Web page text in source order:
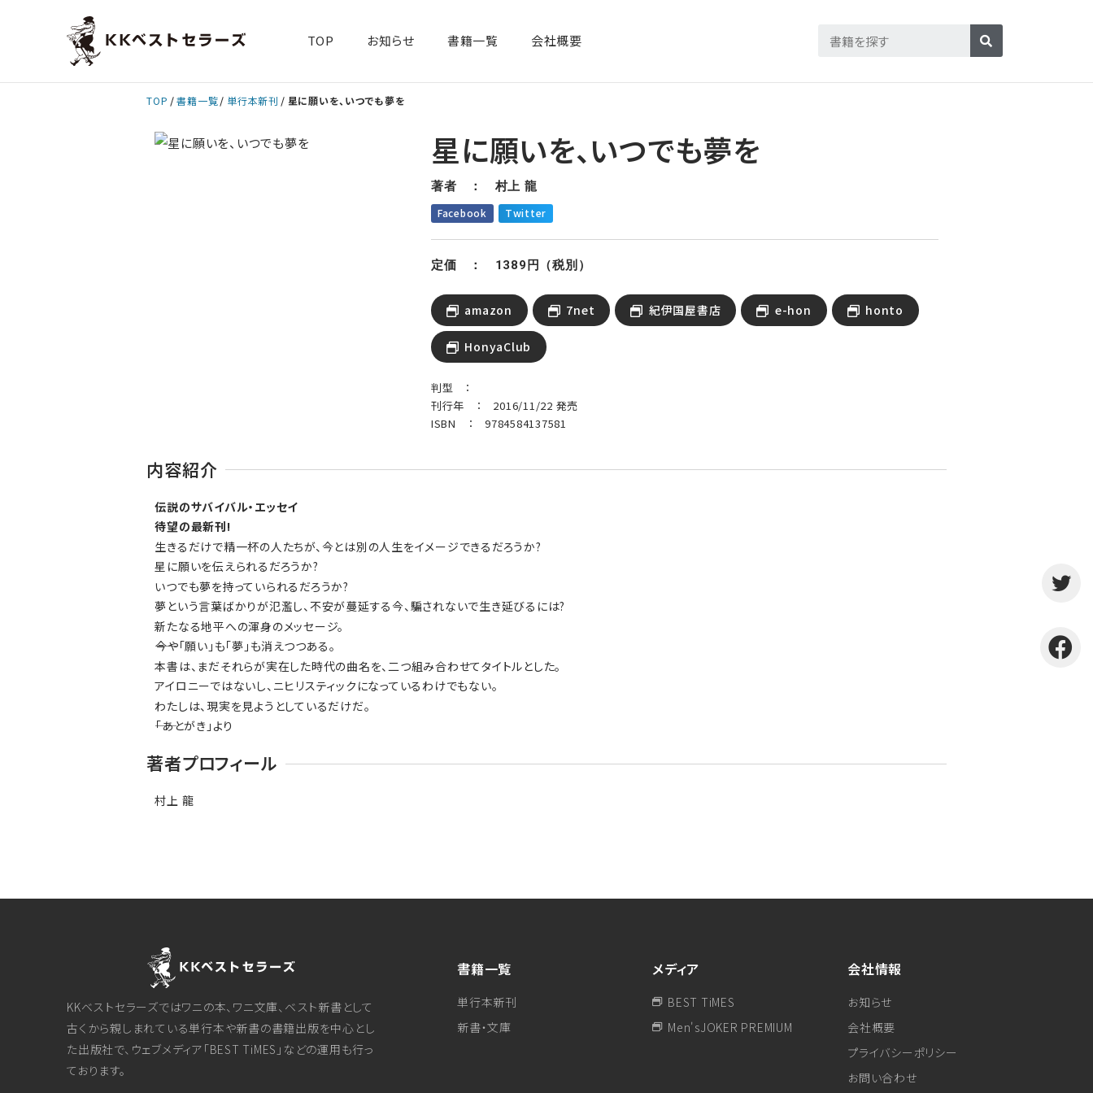
TOP お知らせ 書籍一覧​ 会社概要
TOP 書籍一覧 単行本新刊 星に願いを、いつでも夢を
星に願いを、いつでも夢を
著者 ： 村上 龍
Facebook Twitter
定価 ： 1389円（税別）
amazon 7net 紀伊国屋書店 e-hon honto
HonyaClub
判型 ：
刊行年 ： 2016/11/22 発売
ISBN ： 9784584137581
内容紹介
伝説のサバイバル・エッセイ
待望の最新刊!
生きるだけで精一杯の人たちが、今とは別の人生をイメージできるだろうか?
星に願いを伝えられるだろうか?
いつでも夢を持っていられるだろうか?
夢という言葉ばかりが氾濫し、不安が蔓延する今、騙されないで生き延びるには?
新たなる地平への渾身のメッセージ。
――今や「願い」も「夢」も消えつつある。
本書は、まだそれらが実在した時代の曲名を、二つ組み合わせてタイトルとした。
アイロニーではないし、ニヒリスティックになっているわけでもない。
わたしは、現実を見ようとしているだけだ。
――「あとがき」より
著者プロフィール
村上 龍
KKベストセラーズではワニの本、ワニ文庫、ベスト新書として
古くから親しまれている単行本や新書の書籍出版を中心とし
た出版社で、ウェブメディア「BEST TiMES」などの運用も行っ
ております。
書籍一覧
単行本新刊
新書・文庫
メディア
BEST TiMES
Men'sJOKER PREMIUM
会社情報
お知らせ
会社概要
プライバシーポリシー
お問い合わせ